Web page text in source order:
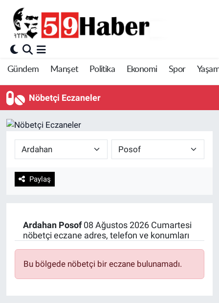
Gündem Manşet Politika Ekonomi Spor
Nöbetçi Eczaneler
Paylaş
Ardahan Posof08 Ağustos 2026 Cumartesi
nöbetçi eczane adres, telefon ve konumları
Bu bölgede nöbetçi bir eczane bulunamadı.